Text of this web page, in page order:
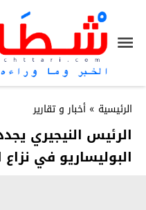
الرئيسية » أخبار و تقارير
الرئيس النيجيري
البوليساريو في نزاع